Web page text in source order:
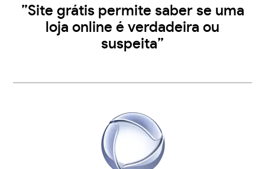
”Site grátis permite saber se uma
loja online é verdadeira ou
suspeita”